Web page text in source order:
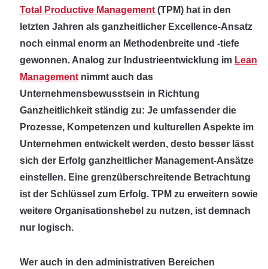
Total Productive Management (TPM) hat in den
letzten Jahren als ganzheitlicher Excellence-Ansatz
noch einmal enorm an Methodenbreite und -tiefe
gewonnen. Analog zur Industrieentwicklung im Lean
Management nimmt auch das
Unternehmensbewusstsein in Richtung
Ganzheitlichkeit ständig zu: Je umfassender die
Prozesse, Kompetenzen und kulturellen Aspekte im
Unternehmen entwickelt werden, desto besser lässt
sich der Erfolg ganzheitlicher Management-Ansätze
einstellen. Eine grenzüberschreitende Betrachtung
ist der Schlüssel zum Erfolg. TPM zu erweitern sowie
weitere Organisationshebel zu nutzen, ist demnach
nur logisch.
Wer auch in den administrativen Bereichen